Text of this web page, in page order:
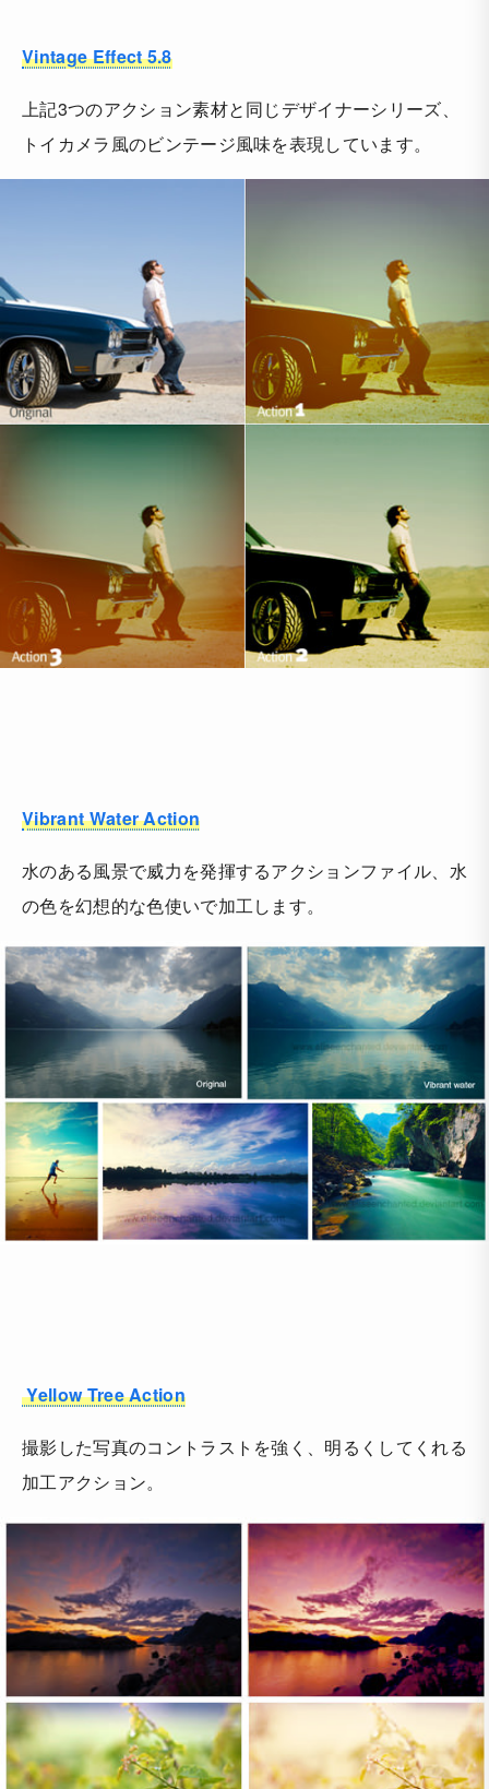
Vintage Effect 5.8
上記3つのアクション素材と同じデザイナーシリーズ、
トイカメラ風のビンテージ風味を表現しています。
Vibrant Water Action
水のある風景で威力を発揮するアクションファイル、水
の色を幻想的な色使いで加工します。
Yellow Tree Action
撮影した写真のコントラストを強く、明るくしてくれる
加工アクション。